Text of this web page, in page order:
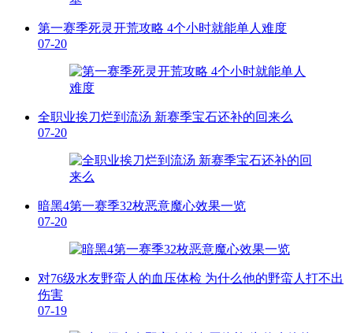
第一赛季死灵开荒攻略 4个小时就能单人难度
07-20
全职业挨刀烂到流汤 新赛季宝石还补的回来么
07-20
暗黑4第一赛季32枚恶意魔心效果一览
07-20
对76级水友野蛮人的血压体检 为什么他的野蛮人打不出
伤害
07-19